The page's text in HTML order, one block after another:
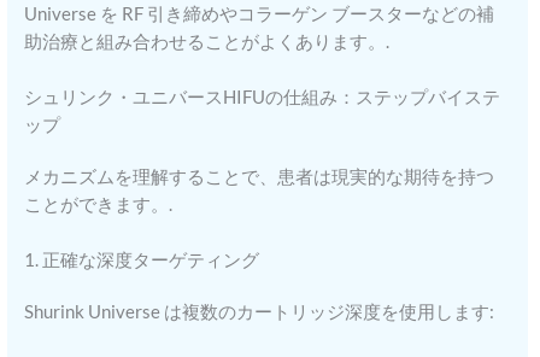
Universe を RF 引き締めやコラーゲン ブースターなどの補
助治療と組み合わせることがよくあります。.
シュリンク・ユニバースHIFUの仕組み：ステップバイステ
ップ
メカニズムを理解することで、患者は現実的な期待を持つ
ことができます。.
1. 正確な深度ターゲティング
Shurink Universe は複数のカートリッジ深度を使用します: